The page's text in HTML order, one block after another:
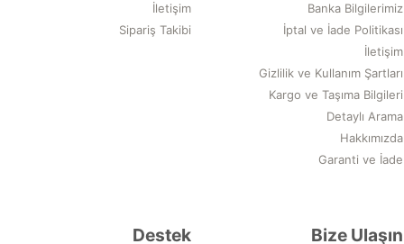
İletişim
Sipariş Takibi
Banka Bilgilerimiz
İptal ve İade Politikası
İletişim
Gizlilik ve Kullanım Şartları
Kargo ve Taşıma Bilgileri
Detaylı Arama
Hakkımızda
Garanti ve İade
Destek Bize Ulaşın